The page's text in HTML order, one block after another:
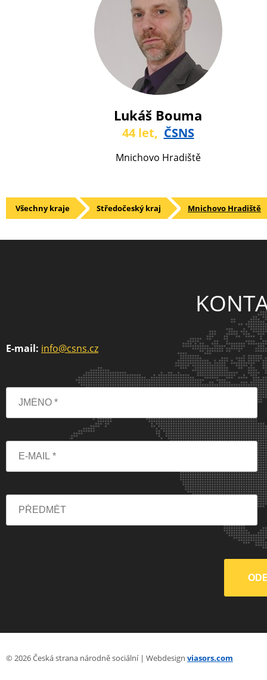
Lukáš Bouma
44 let, ČSNS
Mnichovo Hradiště
Všechny kraje Středočeský kraj Mnichovo Hradiště
E-mail: info@csns.cz
© 2026 Česká strana národně sociální | Webdesign viasors.com